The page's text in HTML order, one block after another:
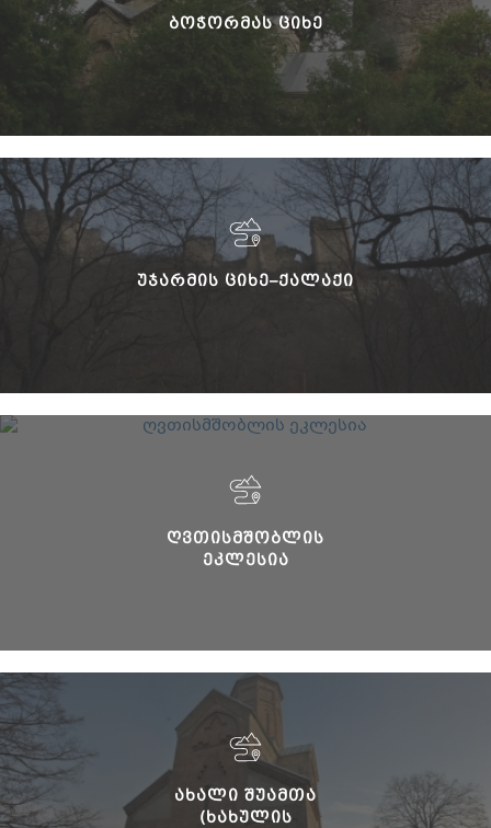
ᲑᲝᲭᲝᲠᲛᲐᲡ ᲪᲘᲮᲔ
ᲣᲯᲐᲠᲛᲘᲡ ᲪᲘᲮᲔ–ᲥᲐᲚᲐᲥᲘ
ᲦᲕᲗᲘᲡᲛᲨᲝᲑᲚᲘᲡ
ᲔᲙᲚᲔᲡᲘᲐ
ᲐᲮᲐᲚᲘ ᲨᲣᲐᲛᲗᲐ
(ᲮᲐᲮᲣᲚᲘᲡ